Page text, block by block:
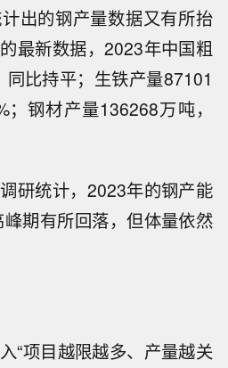
出的钢产量数据又有所抬
最新数据，2023年中国粗
比持平；生铁产量87101
钢材产量136268万吨，
研统计，2023年的钢产能
期有所回落，但体量依然
“项目越限越多、产量越关